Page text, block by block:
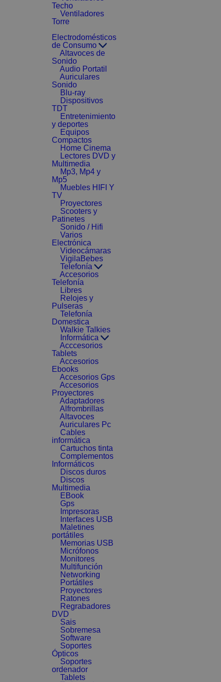
Techo
Ventiladores
Torre
Electrodomésticos
de Consumo
Altavoces de
Sonido
Audio Portatil
Auriculares
Sonido
Blu-ray
Dispositivos
TDT
Entretenimiento
y deportes
Equipos
Compactos
Home Cinema
Lectores DVD y
Multimedia
Mp3, Mp4 y
Mp5
Muebles HIFI Y
TV
Proyectores
Scooters y
Patinetes
Sonido / Hifi
Varios
Electrónica
Videocámaras
VigilaBebes
Telefonía
Accesorios
Telefonía
Libres
Relojes y
Pulseras
Telefonía
Domestica
Walkie Talkies
Informática
Acccesorios
Tablets
Accesorios
Ebooks
Accesorios Gps
Accesorios
Proyectores
Adaptadores
Alfrombrillas
Altavoces
Auriculares Pc
Cables
informática
Cartuchos tinta
Complementos
Informáticos
Discos duros
Discos
Multimedia
EBook
Gps
Impresoras
Interfaces USB
Maletines
portátiles
Memorias USB
Micrófonos
Monitores
Multifunción
Networking
Portátiles
Proyectores
Ratones
Regrabadores
DVD
Sais
Sobremesa
Software
Soportes
Ópticos
Soportes
ordenador
Tablets